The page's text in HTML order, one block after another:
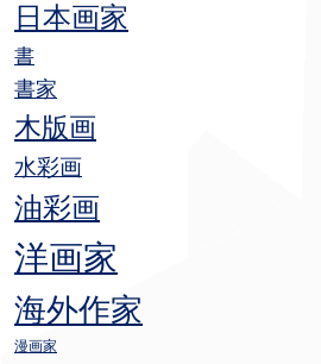
日本画家
書
書家
木版画
水彩画
油彩画
洋画家
海外作家
漫画家